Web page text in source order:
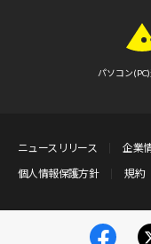
パソコン
ニュースリリース 企業
個人情報保護方針
規約